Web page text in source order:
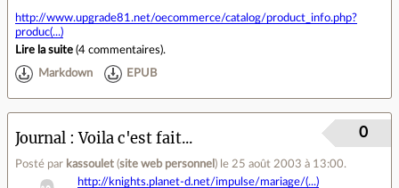
http://www.upgrade81.net/oecommerce/catalog/product_info.php?
produc(...)
Lire la suite (4 commentaires).
Markdown EPUB
Journal Voila c'est fait...
Posté par kassoulet (site web personnel ) le 25 août 2003 à 13:00.
0
http://knights.planet-d.net/impulse/mariage/(...)